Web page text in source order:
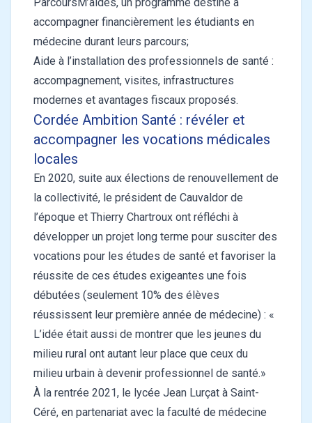
accompagner financièrement les étudiants en
médecine durant leurs parcours;
Aide à l’installation des professionnels de santé :
accompagnement, visites, infrastructures
modernes et avantages fiscaux proposés.
Cordée Ambition Santé : révéler et
accompagner les vocations médicales
locales
En 2020, suite aux élections de renouvellement de
la collectivité, le président de Cauvaldor de
l’époque et Thierry Chartroux ont réfléchi à
développer un projet long terme pour susciter des
vocations pour les études de santé et favoriser la
réussite de ces études exigeantes une fois
débutées (seulement 10% des élèves
réussissent leur première année de médecine) : «
L’idée était aussi de montrer que les jeunes du
milieu rural ont autant leur place que ceux du
milieu urbain à devenir professionnel de santé.»
À la rentrée 2021, le lycée Jean Lurçat à Saint-
Céré, en partenariat avec la faculté de médecine